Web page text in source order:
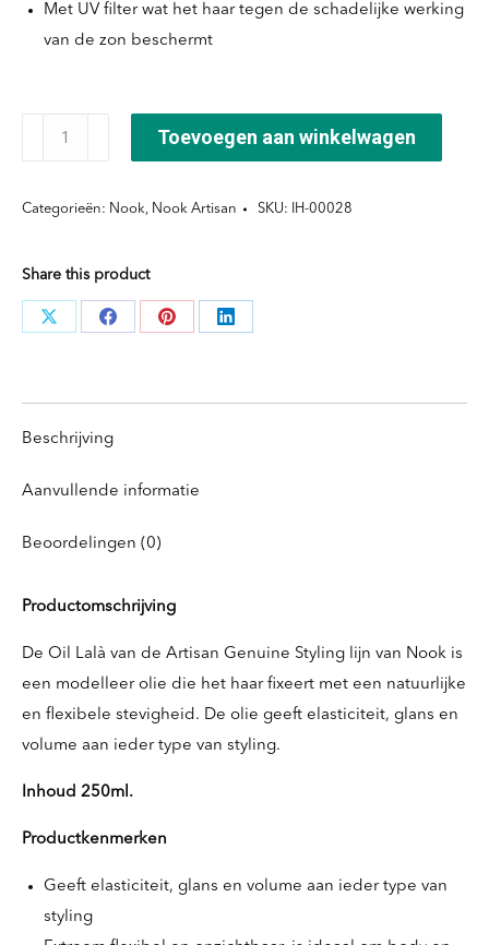
Met UV filter wat het haar tegen de schadelijke werking
van de zon beschermt
Artisan
modelling
aantal
Toevoegen aan winkelwagen
Categorieën: Nook, Nook Artisan SKU: IH-00028
Share this product
Deel
Deel
Deel
Deel
Beschrijving
Aanvullende informatie
Beoordelingen (0)
Productomschrijving
De Oil Lalà van de Artisan Genuine Styling lijn van Nook is
een modelleer olie die het haar fixeert met een natuurlijke
en flexibele stevigheid. De olie geeft elasticiteit, glans en
volume aan ieder type van styling.
Inhoud 250ml.
Productkenmerken
Geeft elasticiteit, glans en volume aan ieder type van
styling